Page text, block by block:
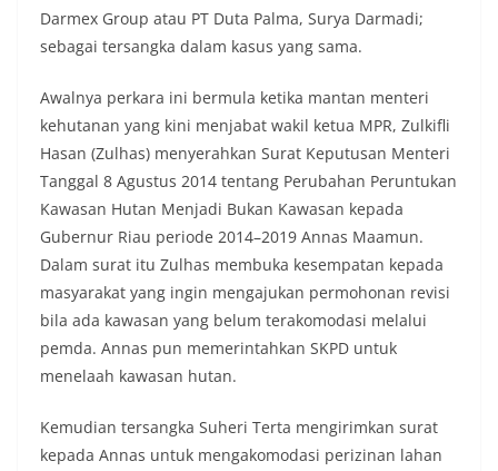
Darmex Group atau PT Duta Palma, Surya Darmadi;
sebagai tersangka dalam kasus yang sama.
Awalnya perkara ini bermula ketika mantan menteri
kehutanan yang kini menjabat wakil ketua MPR, Zulkifli
Hasan (Zulhas) menyerahkan Surat Keputusan Menteri
Tanggal 8 Agustus 2014 tentang Perubahan Peruntukan
Kawasan Hutan Menjadi Bukan Kawasan kepada
Gubernur Riau periode 2014–2019 Annas Maamun.
Dalam surat itu Zulhas‎ membuka kesempatan kepada
masyarakat yang ingin mengajukan permohonan revisi
bila ada kawasan yang belum terakomodasi melalui
pemda. Annas pun memerintahkan SKPD untuk
menelaah kawasan hutan.
Kemudian tersangka Suheri Terta mengirimkan surat
kepada Annas untuk mengakomodasi perizinan lahan